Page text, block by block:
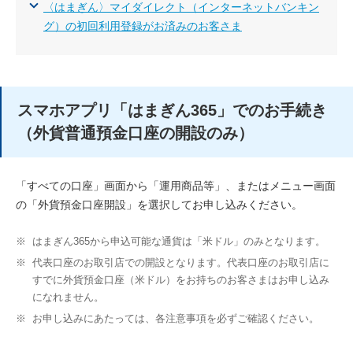
〈はまぎん〉マイダイレクト（インターネットバンキン
グ）の初回利用登録がお済みのお客さま
スマホアプリ「はまぎん365」でのお手続き
（外貨普通預金口座の開設のみ）
「すべての口座」画面から「運用商品等」、またはメニュー画面
の「外貨預金口座開設」を選択してお申し込みください。
※
はまぎん365から申込可能な通貨は「米ドル」のみとなります。
※
代表口座のお取引店での開設となります。代表口座のお取引店に
すでに外貨預金口座（米ドル）をお持ちのお客さまはお申し込み
になれません。
※
お申し込みにあたっては、各注意事項を必ずご確認ください。